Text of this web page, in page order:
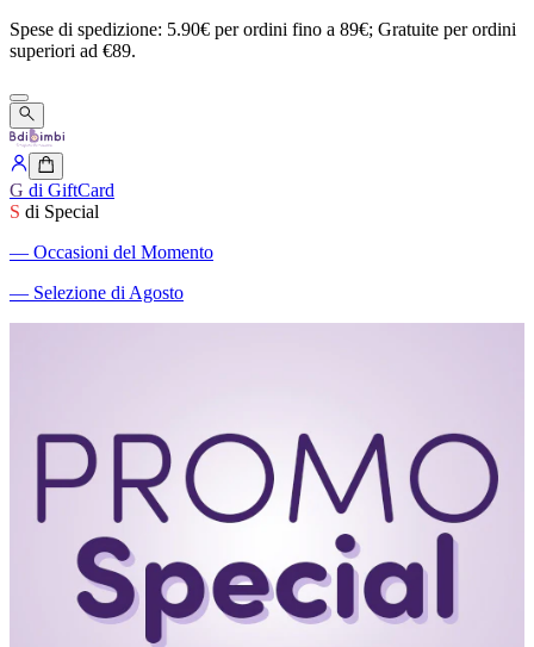
Spese di spedizione: 5.90€ perordini fino a 89€; Gratuite perordini
superiori ad €89.
G di GiftCard
S di Special
― Occasioni del Momento
― Selezione di Agosto